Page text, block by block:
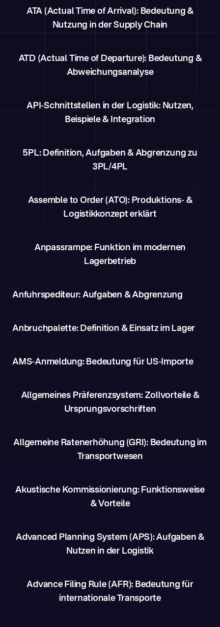
ATA (Actual Time of Arrival): Bedeutung &
Nutzung in der Supply Chain
ATD (Actual Time of Departure): Bedeutung &
Abweichungsanalyse
API-Schnittstellen in der Logistik: Nutzen,
Beispiele & Integration
5PL: Definition, Aufgaben & Abgrenzung zu
3PL/4PL
Assemble to Order (ATO): Produktions- &
Logistikkonzept erklärt
Anpassrampe: Funktion im modernen
Lagerbetrieb
Anfuhrspediteur: Aufgaben & Abgrenzung
Anbruchpalette: Definition & Einsatz im Lager
AMS-Anmeldung: Bedeutung für US-Importe
Allgemeines Präferenzsystem: Zollvorteile &
Ursprungsvorschriften
Allgemeine Ratenerhöhung (GRI): Bedeutung im
Transportwesen
Akustische Kommissionierung: Funktionsweise
& Vorteile
Advanced Planning System (APS): Aufgaben &
Nutzen in der Logistik
Advance Filing Rule (AFR): Bedeutung für
internationale Transporte